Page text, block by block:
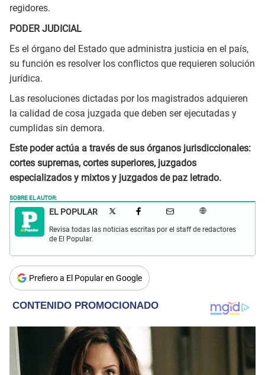
regidores.
PODER JUDICIAL
Es el órgano del Estado que administra justicia en el país,
su función es resolver los conflictos que requieren solución
jurídica.
Las resoluciones dictadas por los magistrados adquieren
la calidad de cosa juzgada que deben ser ejecutadas y
cumplidas sin demora.
Este poder actúa a través de sus órganos jurisdiccionales:
cortes supremas, cortes superiores, juzgados
especializados y mixtos y juzgados de paz letrado.
SOBRE EL AUTOR:
EL POPULAR
Revisa todas las noticias escritas por el staff de redactores
de El Popular.
Prefiero a El Popular en Google